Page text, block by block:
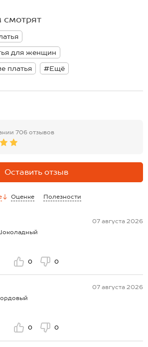
для женщин станет любимым
смотрят
для женщин
платья
#Ещё
706 отзывов
Оставить отзыв
Оценке Полезности
07 августа 2026
0 0
07 августа 2026
0 0